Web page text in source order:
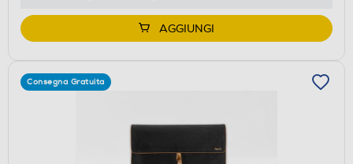
AGGIUNGI
Consegna Gratuita